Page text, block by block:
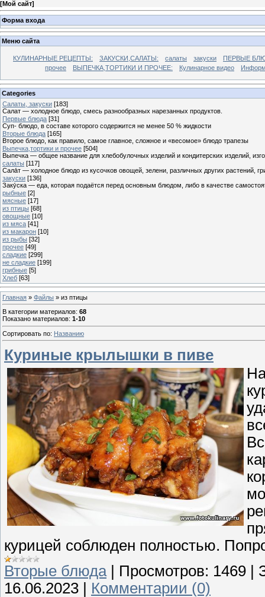
[Мой сайт]
Форма входа
Меню сайта
КУЛИНАРНЫЕ РЕЦЕПТЫ: ЗАКУСКИ,САЛАТЫ: салаты закуски
ПЕРВЫЕ
прочее
ВЫПЕЧКА,ТОРТИКИ И ПРОЧЕЕ: Кулинарное видео
Categories
Cалаты, закуски [183]
Салат — холодное блюдо, смесь разнообразных нарезанных продуктов.
Первые блюда [31]
Суп- блюдо, в составе которого содержится не менее 50 % жидкости
Вторые блюда [165]
Второе блюдо, как правило, самое главное, сложное и «весомое» блюдо трапезы
Выпечка,тортики и прочее [504]
Выпечка — общее название для хлебобулочных изделий и кондитерских изделий,
салаты [117]
Сала́т — холодное блюдо из кусочков овощей, зелени, различных других растений,
закуски [136]
Заку́ска — еда, которая подаётся перед основным блюдом, либо в качестве
рыбные [2]
мясные [17]
из птицы [68]
овощные [10]
из мяса [41]
из макарон [10]
из рыбы [32]
прочее [49]
сладкие [299]
не сладкие [199]
грибные [5]
Хлеб [63]
Главная » Файлы » из птицы
В категории материалов: 68
Показано материалов: 1-10
Сортировать по: Названию
Куриные крылышки в пиве
курицей соблюден полностью.
Вторые блюда | Просмотров: 1469 |
16.06.2023 | Комментарии (0)